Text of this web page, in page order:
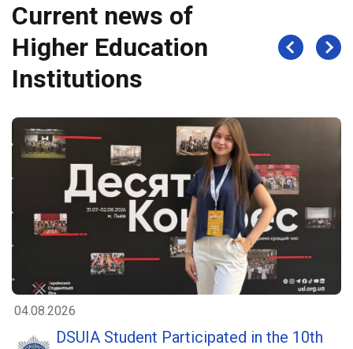
Current news of
Higher Education
Institutions
04.08.2026
DSUIA Student Participated in the 10th